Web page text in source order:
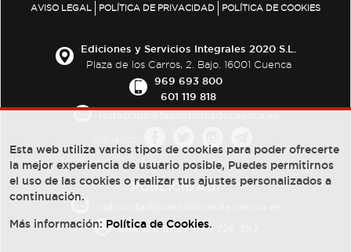
AVISO LEGAL POLÍTICA DE PRIVACIDAD POLÍTICA DE COOKIES
Ediciones y Servicios Integrales 2020 S.L.
Plaza de los Carros, 2. Bajo. 16001 Cuenca
969 693 800
601 119 818
PUBLICIDAD:
684 126 573/670 726 392
Esta web utiliza varios tipos de cookies para poder ofrecerte
la mejor experiencia de usuario posible, Puedes permitirnos
el uso de las cookies o realizar tus ajustes personalizados a
continuación.
Más información: Política de Cookies.